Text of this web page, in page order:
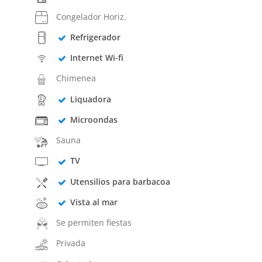
Congelador Horiz.
Refrigerador
Internet Wi-fi
Chimenea
Liquadora
Microondas
Sauna
TV
Utensilios para barbacoa
Vista al mar
Se permiten fiestas
Privada